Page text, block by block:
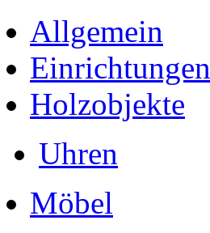
Allgemein
Einrichtungen
Holzobjekte
Uhren
Möbel